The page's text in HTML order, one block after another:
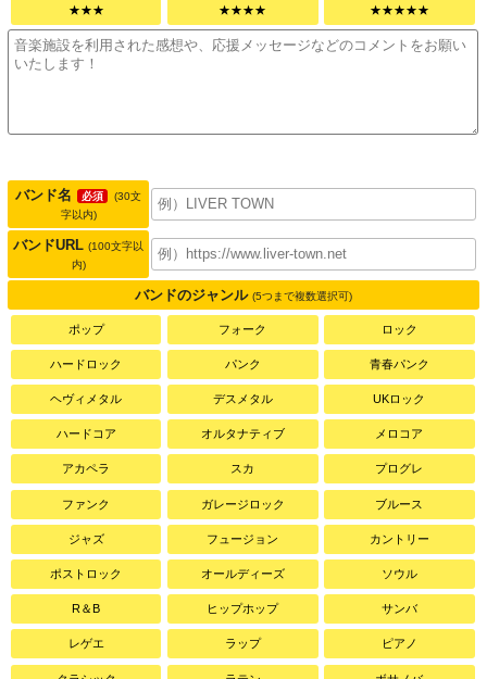
★★★ ★★★★ ★★★★★
バンド名 必須
(30文
字以内)
バンドURL (100文字以
内)
バンドのジャンル (5つまで複数選択可)
ポップ フォーク ロック
ハードロック パンク 青春パンク
ヘヴィメタル デスメタル UKロック
ハードコア オルタナティブ メロコア
アカペラ スカ プログレ
ファンク ガレージロック ブルース
ジャズ フュージョン カントリー
ポストロック オールディーズ ソウル
R＆B ヒップホップ サンバ
レゲエ ラップ ピアノ